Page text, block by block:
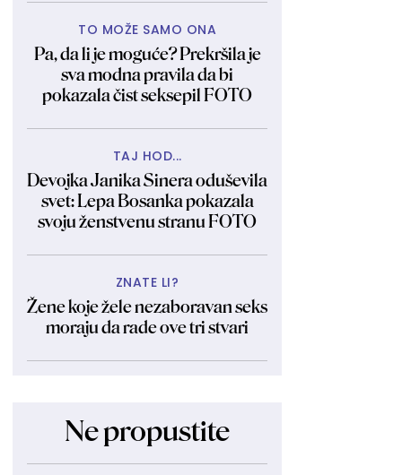
TO MOŽE SAMO ONA
Pa, da li je moguće? Prekršila je
sva modna pravila da bi
pokazala čist seksepil FOTO
TAJ HOD...
Devojka Janika Sinera oduševila
svet: Lepa Bosanka pokazala
svoju ženstvenu stranu FOTO
ZNATE LI?
Žene koje žele nezaboravan seks
moraju da rade ove tri stvari
Ne propustite